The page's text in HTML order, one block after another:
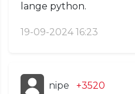
lange python.
19-09-2024 16:23
nipe +3520